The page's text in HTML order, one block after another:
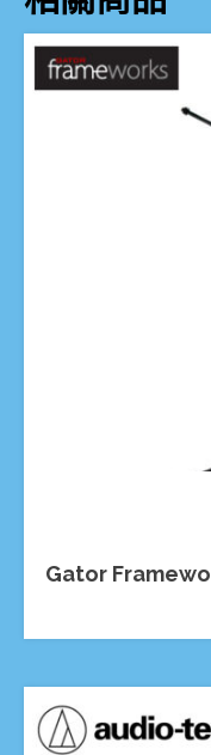
Gator